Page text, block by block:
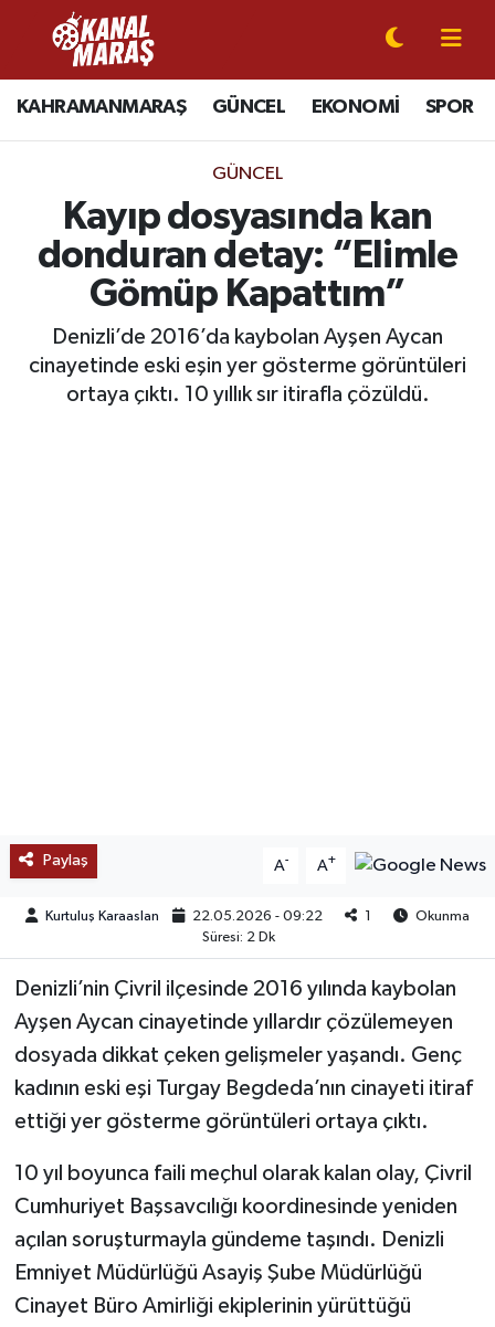
KAHRAMANMARAŞ GÜNCEL EKONOMİ SPOR
GÜNCEL
Kayıp dosyasında kan
donduran detay: “Elimle
Gömüp Kapattım”
Denizli’de 2016’da kaybolan Ayşen Aycan
cinayetinde eski eşin yer gösterme görüntüleri
ortaya çıktı. 10 yıllık sır itirafla çözüldü.
Paylaş A- A+
Kurtuluş Karaaslan 22.05.2026 - 09:22 1
Okunma
Süresi: 2 Dk
Denizli’nin Çivril ilçesinde 2016 yılında kaybolan
Ayşen Aycan cinayetinde yıllardır çözülemeyen
dosyada dikkat çeken gelişmeler yaşandı. Genç
kadının eski eşi Turgay Begdeda’nın cinayeti itiraf
ettiği yer gösterme görüntüleri ortaya çıktı.
10 yıl boyunca faili meçhul olarak kalan olay, Çivril
Cumhuriyet Başsavcılığı koordinesinde yeniden
açılan soruşturmayla gündeme taşındı. Denizli
Emniyet Müdürlüğü Asayiş Şube Müdürlüğü
Cinayet Büro Amirliği ekiplerinin yürüttüğü
CANLI YAYIN
KAHRAMANMARAŞ
SPOR
SİYASET
EKONOMİ
TREND
MEDYA
OTOMOTİV
YAŞAM
Kahramanmaraş Nöbetçi Eczaneler
Kahramanmaraş Hava Durumu
Kahramanmaraş Trafik Yoğunluk Haritası
Süper Lig Puan Durumu ve Fikstür
Tüm Manşetler